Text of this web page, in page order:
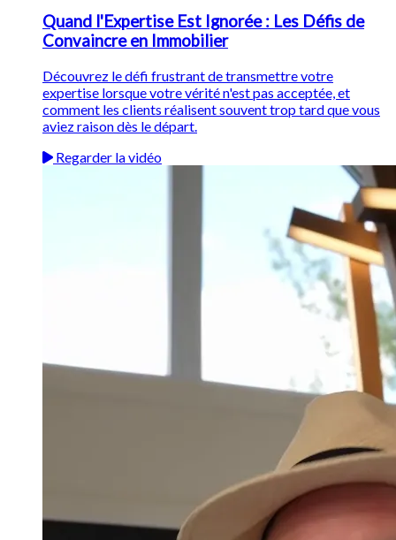
Quand l'Expertise Est Ignorée : Les Défis de
Convaincre en Immobilier
Découvrez le défi frustrant de transmettre votre
expertise lorsque votre vérité n'est pas acceptée, et
comment les clients réalisent souvent trop tard que vous
aviez raison dès le départ.
Regarder la vidéo